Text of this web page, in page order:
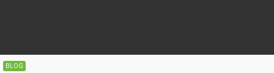
BLOG